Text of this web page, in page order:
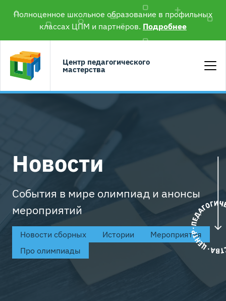
Полноценное школьное образование в профильных
классах ЦПМ и партнёров. Подробнее
Центр педагогического
мастерства
Новости
События в мире олимпиад и анонсы
мероприятий
Новости сборных Истории
Мероприятия
Про олимпиады